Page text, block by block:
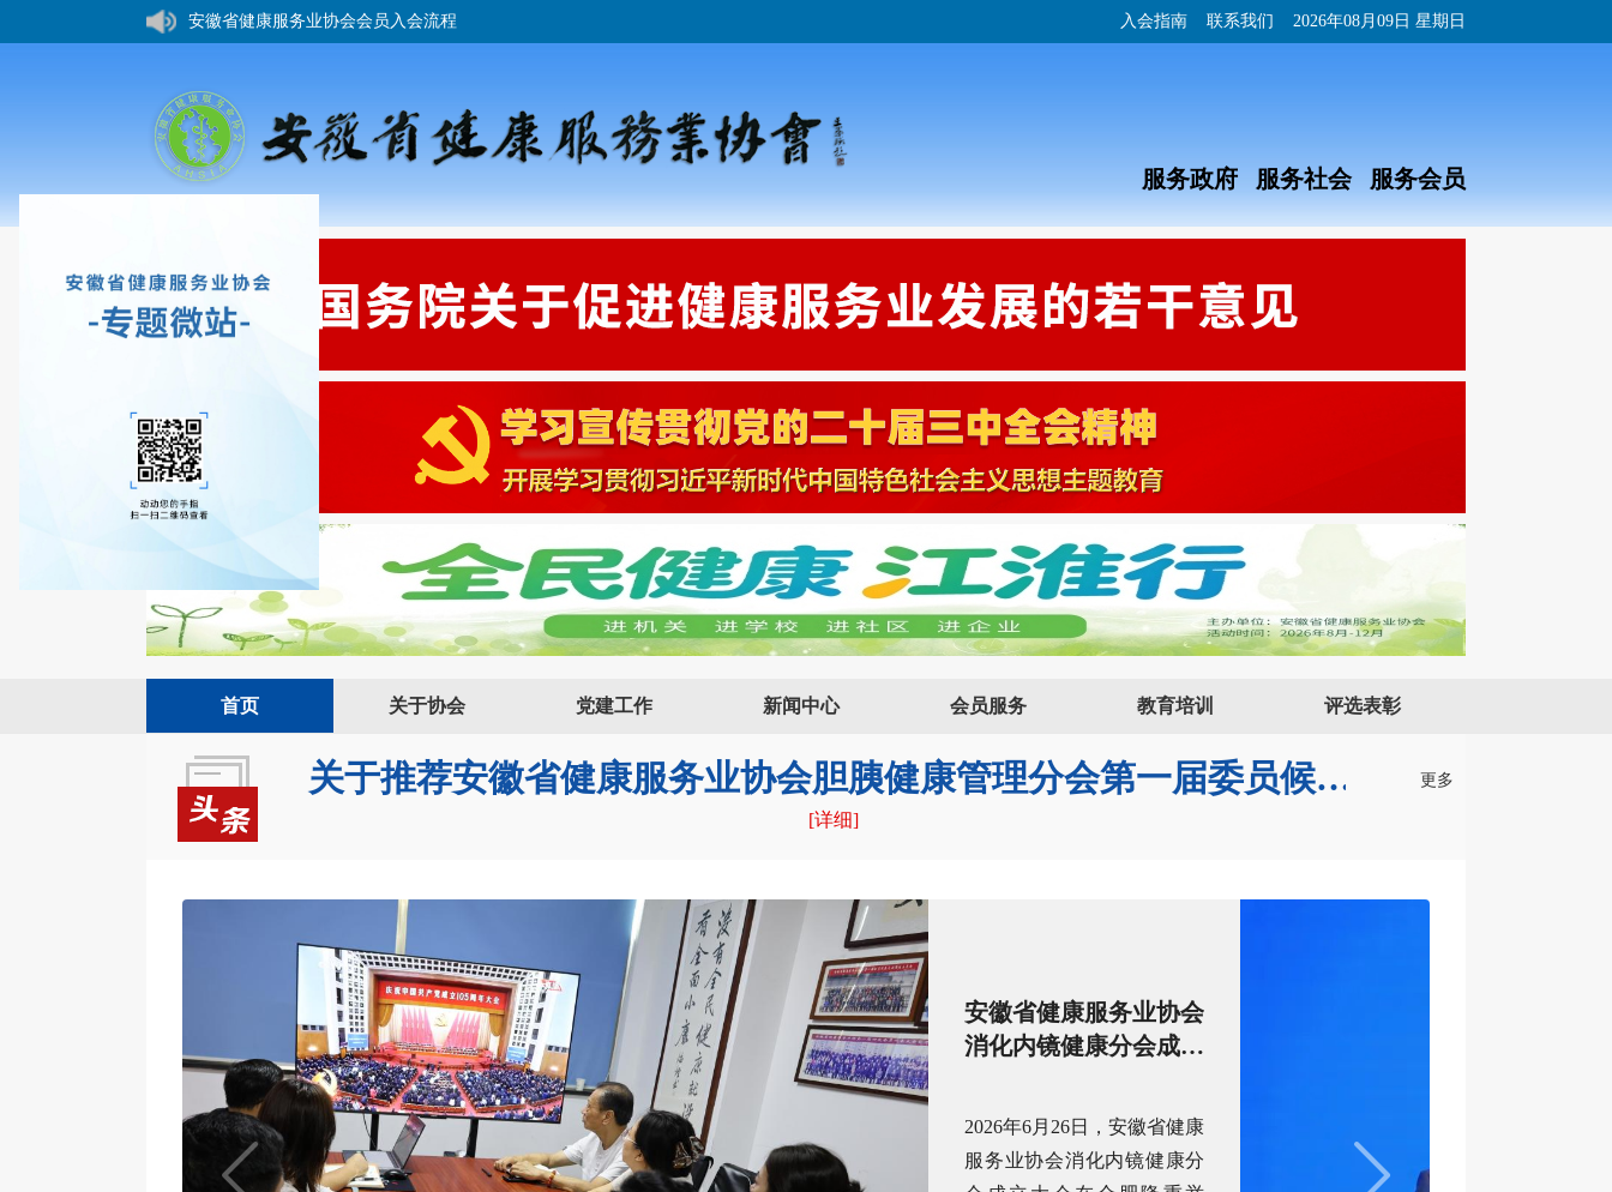
安徽省健康服务业协会会员入会流程 入会指南 联系我们 2026年08月09日 星期日
服务政府 服务社会 服务会员
首页 关于协会 党建工作 新闻中心 会员服务 教育培训 评选表彰
关于推荐安徽省健康服务业协会医院党办院办分会第一届委员候选人的通知
[详细]
关于推荐安徽省健康服务业协会胆胰健康管理分会第一届委员候选人的通知
[详细]
关于推荐安徽省健康服务业协会医院党办院办分会第一届委员候选人的通知
关于推荐安徽省健康服务业协会胆胰健康管理分会第一届委员候选人的通知
[详细]
更多
安徽省健康服务业协会
消化内镜健康分会成立
大会在合肥隆重召开
2026年6月26日，安徽省健康
服务业协会消化内镜健康分